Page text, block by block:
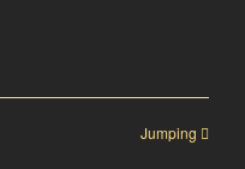
Jumping